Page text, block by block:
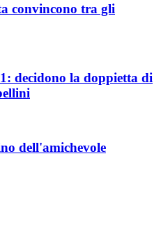
convincono tra gli
decidono la doppietta di
dell'amichevole